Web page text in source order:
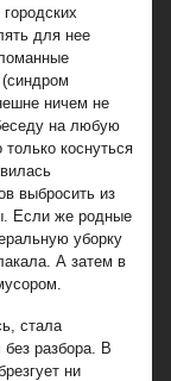
для нее
ничем не
на любую
коснуться
выбросить из
Если же родные
уборку
А затем в
стала
разбора. В
ни